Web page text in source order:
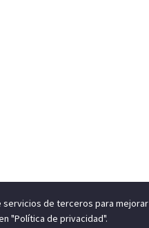
de terceros para
"Política de privacidad".